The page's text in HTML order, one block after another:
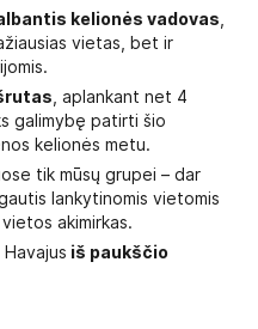
kelionės vadovas
vietas, bet ir
, aplankant net 4
galimybę patirti šio
kelionės metu.
tik mūsų grupei – dar
lankytinomis vietomis
akimirkas.
iš paukščio